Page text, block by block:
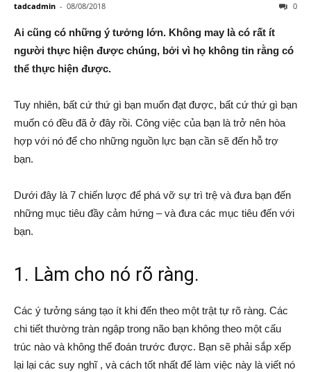
tadcadmin - 08/08/2018 0
Ai cũng có những ý tưởng lớn. Không may là có rất ít
người thực hiện được chúng, bởi vì họ không tin rằng có
thể thực hiện được.
Tuy nhiên, bất cứ thứ gì bạn muốn đạt được, bất cứ thứ gì bạn
muốn có đều đã ở đây rồi. Công việc của bạn là trở nên hòa
hợp với nó để cho những nguồn lực bạn cần sẽ đến hỗ trợ
bạn.
Dưới đây là 7 chiến lược để phá vỡ sự trì trệ và đưa bạn đến
những mục tiêu đầy cảm hứng – và đưa các mục tiêu đến với
bạn.
1. Làm cho nó rõ ràng.
Các ý tưởng sáng tạo ít khi đến theo một trật tự rõ ràng. Các
chi tiết thường tràn ngập trong não bạn không theo một cấu
trúc nào và không thể đoán trước được. Bạn sẽ phải sắp xếp
lại lại các suy nghĩ , và cách tốt nhất để làm việc này là viết nó